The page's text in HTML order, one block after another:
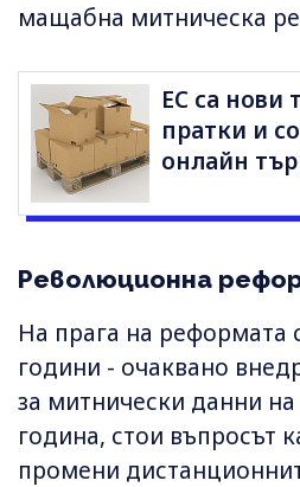
мащабна митническа
ЕС са нови
пратки и
онлайн
Революционна
На прага на реформата
години - очаквано
за митнически данни
година, стои въпросът
промени